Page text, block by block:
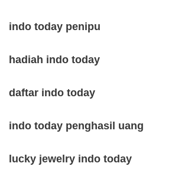
indo today penipu
hadiah indo today
daftar indo today
indo today penghasil uang
lucky jewelry indo today